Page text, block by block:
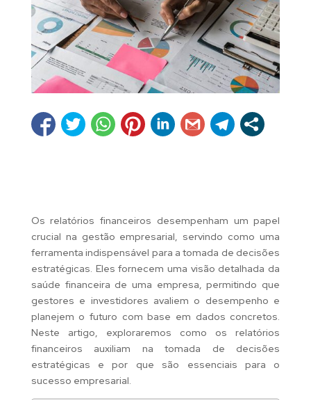
Os relatórios financeiros desempenham um papel
crucial na gestão empresarial, servindo como uma
ferramenta indispensável para a tomada de decisões
estratégicas. Eles fornecem uma visão detalhada da
saúde financeira de uma empresa, permitindo que
gestores e investidores avaliem o desempenho e
planejem o futuro com base em dados concretos.
Neste artigo, exploraremos como os relatórios
financeiros auxiliam na tomada de decisões
estratégicas e por que são essenciais para o
sucesso empresarial.